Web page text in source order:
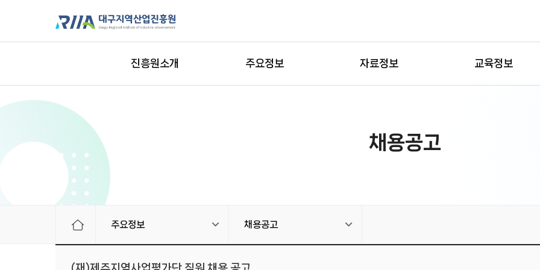
진흥원소개 주요정보 자료정보 교육정보
채용공고
주요정보 채용공고